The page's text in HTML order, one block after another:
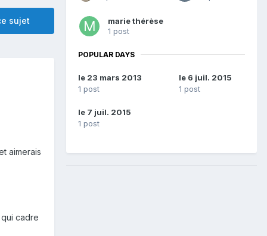
sujet
aimerais
cadre
marie thérèse
1 post
POPULAR DAYS
le 23 mars 2013
1 post
le 6 juil. 2015
1 post
le 7 juil. 2015
1 post